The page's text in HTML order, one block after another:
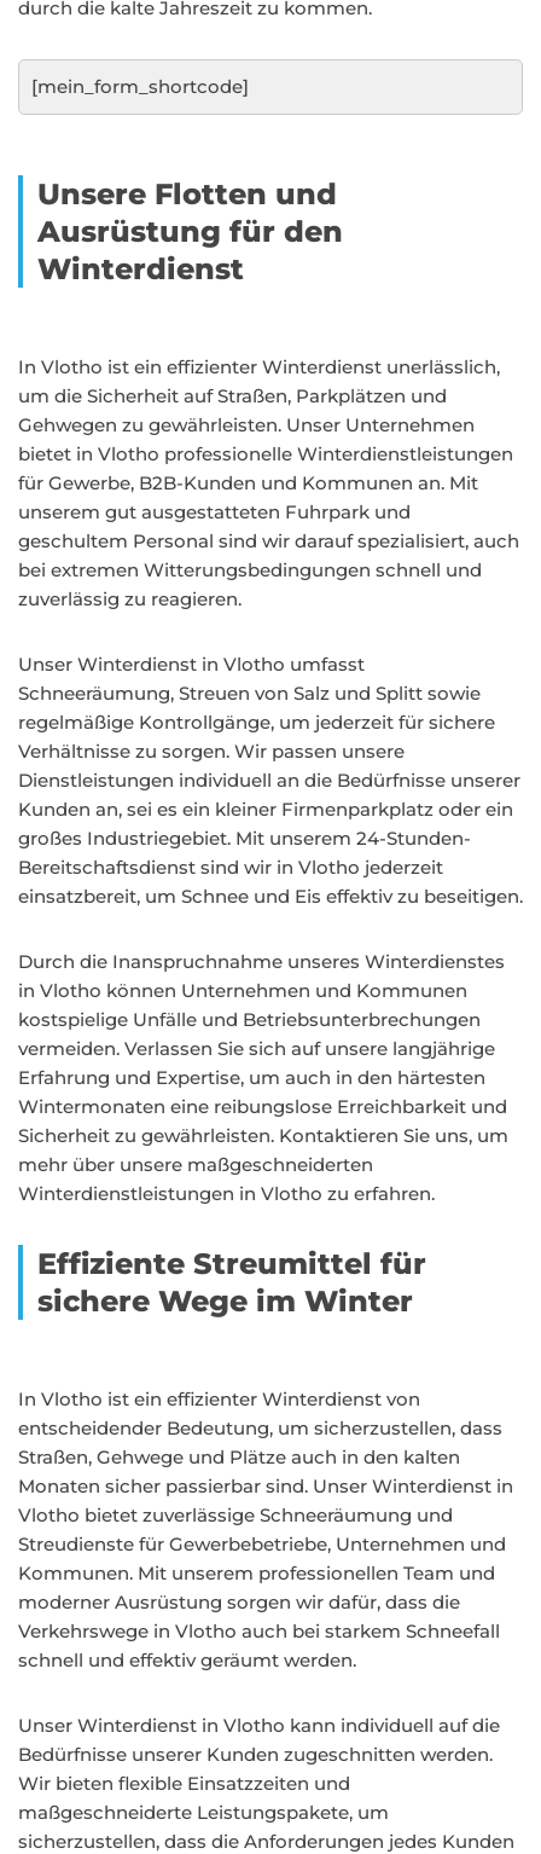
durch die kalte Jahreszeit zu kommen.
[mein_form_shortcode]
Unsere Flotten und
Ausrüstung für den
Winterdienst
In Vlotho ist ein effizienter Winterdienst unerlässlich,
um die Sicherheit auf Straßen, Parkplätzen und
Gehwegen zu gewährleisten. Unser Unternehmen
bietet in Vlotho professionelle Winterdienstleistungen
für Gewerbe, B2B-Kunden und Kommunen an. Mit
unserem gut ausgestatteten Fuhrpark und
geschultem Personal sind wir darauf spezialisiert, auch
bei extremen Witterungsbedingungen schnell und
zuverlässig zu reagieren.
Unser Winterdienst in Vlotho umfasst
Schneeräumung, Streuen von Salz und Splitt sowie
regelmäßige Kontrollgänge, um jederzeit für sichere
Verhältnisse zu sorgen. Wir passen unsere
Dienstleistungen individuell an die Bedürfnisse unserer
Kunden an, sei es ein kleiner Firmenparkplatz oder ein
großes Industriegebiet. Mit unserem 24-Stunden-
Bereitschaftsdienst sind wir in Vlotho jederzeit
einsatzbereit, um Schnee und Eis effektiv zu beseitigen.
Durch die Inanspruchnahme unseres Winterdienstes
in Vlotho können Unternehmen und Kommunen
kostspielige Unfälle und Betriebsunterbrechungen
vermeiden. Verlassen Sie sich auf unsere langjährige
Erfahrung und Expertise, um auch in den härtesten
Wintermonaten eine reibungslose Erreichbarkeit und
Sicherheit zu gewährleisten. Kontaktieren Sie uns, um
mehr über unsere maßgeschneiderten
Winterdienstleistungen in Vlotho zu erfahren.
Effiziente Streumittel für
sichere Wege im Winter
In Vlotho ist ein effizienter Winterdienst von
entscheidender Bedeutung, um sicherzustellen, dass
Straßen, Gehwege und Plätze auch in den kalten
Monaten sicher passierbar sind. Unser Winterdienst in
Vlotho bietet zuverlässige Schneeräumung und
Streudienste für Gewerbebetriebe, Unternehmen und
Kommunen. Mit unserem professionellen Team und
moderner Ausrüstung sorgen wir dafür, dass die
Verkehrswege in Vlotho auch bei starkem Schneefall
schnell und effektiv geräumt werden.
Unser Winterdienst in Vlotho kann individuell auf die
Bedürfnisse unserer Kunden zugeschnitten werden.
Wir bieten flexible Einsatzzeiten und
maßgeschneiderte Leistungspakete, um
sicherzustellen, dass die Anforderungen jedes Kunden